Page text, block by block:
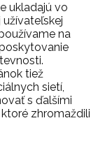
ukladajú vo
na
tiež
sietí,
s ďalšími
zhromaždili